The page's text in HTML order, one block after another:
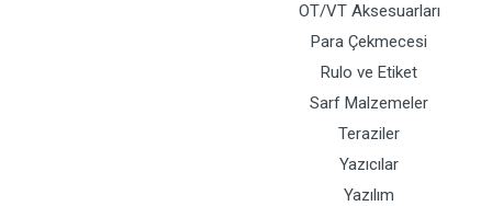
OT/VT Aksesuarları
Para Çekmecesi
Rulo ve Etiket
Sarf Malzemeler
Teraziler
Yazıcılar
Yazılım